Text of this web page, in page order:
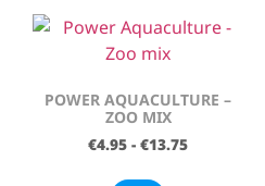
POWER AQUACULTURE –
ZOO MIX
€4.95 - €13.75